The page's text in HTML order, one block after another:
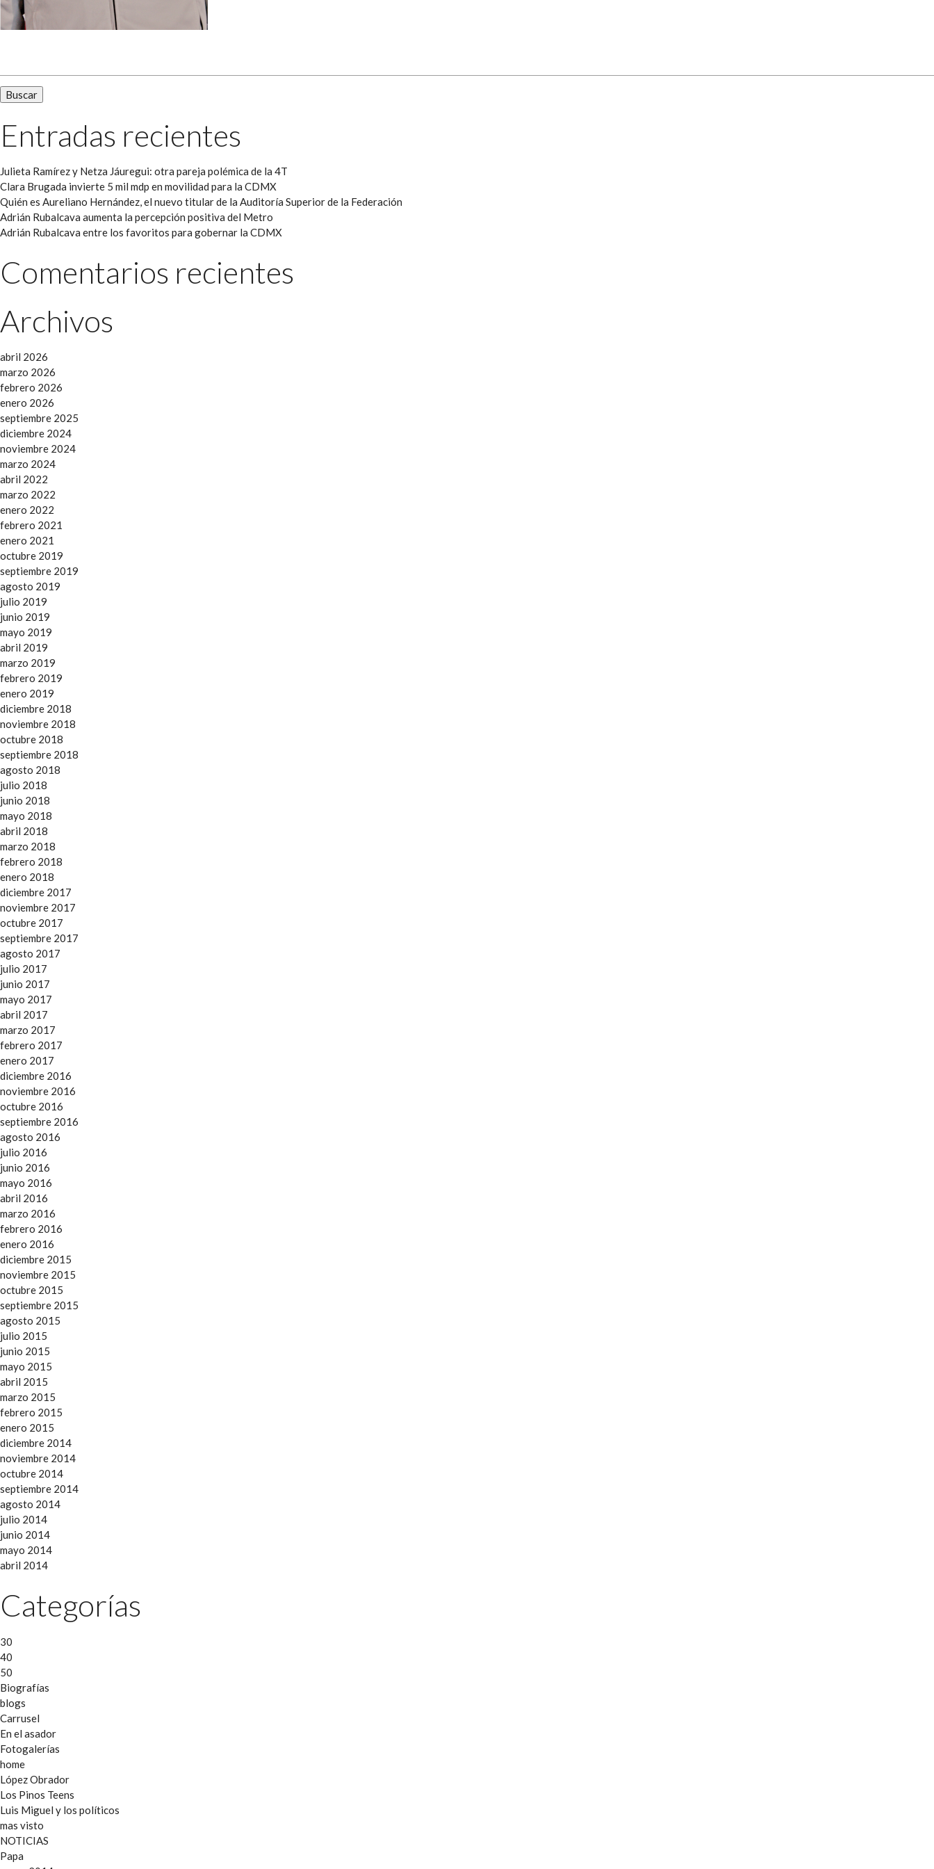
Entradas recientes
Julieta Ramírez y Netza Jáuregui: otra pareja polémica de la 4T
Clara Brugada invierte 5 mil mdp en movilidad para la CDMX
Quién es Aureliano Hernández, el nuevo titular de la Auditoría Superior de la Federación
Adrián Rubalcava aumenta la percepción positiva del Metro
Adrián Rubalcava entre los favoritos para gobernar la CDMX
Comentarios recientes
Archivos
abril 2026
marzo 2026
febrero 2026
enero 2026
septiembre 2025
diciembre 2024
noviembre 2024
marzo 2024
abril 2022
marzo 2022
enero 2022
febrero 2021
enero 2021
octubre 2019
septiembre 2019
agosto 2019
julio 2019
junio 2019
mayo 2019
abril 2019
marzo 2019
febrero 2019
enero 2019
diciembre 2018
noviembre 2018
octubre 2018
septiembre 2018
agosto 2018
julio 2018
junio 2018
mayo 2018
abril 2018
marzo 2018
febrero 2018
enero 2018
diciembre 2017
noviembre 2017
octubre 2017
septiembre 2017
agosto 2017
julio 2017
junio 2017
mayo 2017
abril 2017
marzo 2017
febrero 2017
enero 2017
diciembre 2016
noviembre 2016
octubre 2016
septiembre 2016
agosto 2016
julio 2016
junio 2016
mayo 2016
abril 2016
marzo 2016
febrero 2016
enero 2016
diciembre 2015
noviembre 2015
octubre 2015
septiembre 2015
agosto 2015
julio 2015
junio 2015
mayo 2015
abril 2015
marzo 2015
febrero 2015
enero 2015
diciembre 2014
noviembre 2014
octubre 2014
septiembre 2014
agosto 2014
julio 2014
junio 2014
mayo 2014
abril 2014
Categorías
30
40
50
Biografías
blogs
Carrusel
En el asador
Fotogalerías
home
López Obrador
Los Pinos Teens
Luis Miguel y los políticos
mas visto
NOTICIAS
Papa